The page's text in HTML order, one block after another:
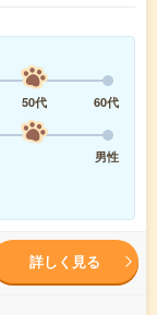
50代
60代
男性
詳しく見る